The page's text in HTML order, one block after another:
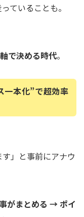
ていることも。
で決める時代。
本化”で超効率
」と事前にアナウ
がまとめる → ポイ